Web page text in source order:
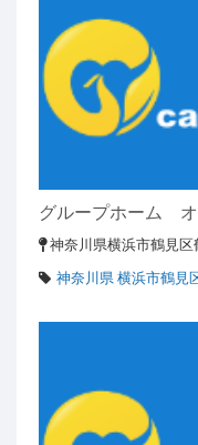
グループホーム
神奈川県横浜市鶴見
神奈川県 横浜市鶴見